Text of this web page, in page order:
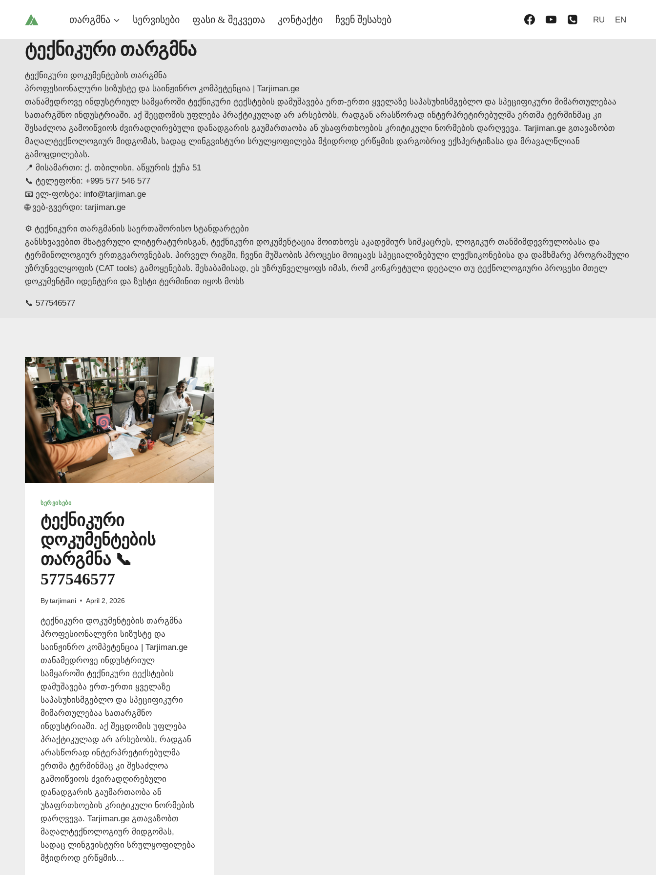
თარგმნა სერვისები ფასი & შეკვეთა კონტაქტი ჩვენ შესახებ RU EN
ტექნიკური თარგმნა
ტექნიკური დოკუმენტების თარგმნა
პროფესიონალური სიზუსტე და საინჟინრო კომპეტენცია | Tarjiman.ge
თანამედროვე ინდუსტრიულ სამყაროში ტექნიკური ტექსტების დამუშავება ერთ-ერთი ყველაზე საპასუხისმგებლო და სპეციფიკური მიმართულებაა
სათარგმნო ინდუსტრიაში. აქ შეცდომის უფლება პრაქტიკულად არ არსებობს, რადგან არასწორად ინტერპრეტირებულმა ერთმა ტერმინმაც კი
შესაძლოა გამოიწვიოს ძვირადღირებული დანადგარის გაუმართაობა ან უსაფრთხოების კრიტიკული ნორმების დარღვევა. Tarjiman.ge გთავაზობთ
მაღალტექნოლოგიურ მიდგომას, სადაც ლინგვისტური სრულყოფილება მჭიდროდ ერწყმის დარგობრივ ექსპერტიზასა და მრავალწლიან
გამოცდილებას.
📍 მისამართი: ქ. თბილისი, აწყურის ქუჩა 51
📞 ტელეფონი: +995 577 546 577
📧 ელ-ფოსტა: info@tarjiman.ge
🌐 ვებ-გვერდი: tarjiman.ge
⚙️ ტექნიკური თარგმანის საერთაშორისო სტანდარტები
განსხვავებით მხატვრული ლიტერატურისგან, ტექნიკური დოკუმენტაცია მოითხოვს აკადემიურ სიმკაცრეს, ლოგიკურ თანმიმდევრულობასა და
ტერმინოლოგიურ ერთგვაროვნებას. პირველ რიგში, ჩვენი მუშაობის პროცესი მოიცავს სპეციალიზებული ლექსიკონებისა და დამხმარე პროგრამული
უზრუნველყოფის (CAT tools) გამოყენებას. შესაბამისად, ეს უზრუნველყოფს იმას, რომ კონკრეტული დეტალი თუ ტექნოლოგიური პროცესი მთელ
დოკუმენტში იდენტური და ზუსტი ტერმინით იყოს მოხს
📞 577546577
ᲡᲔᲠᲕᲘᲡᲔᲑᲘ
ტექნიკური
დოკუმენტების
თარგმნა 📞
577546577
By tarjimani April 2, 2026
ტექნიკური დოკუმენტების თარგმნა
პროფესიონალური სიზუსტე და
საინჟინრო კომპეტენცია | Tarjiman.ge
თანამედროვე ინდუსტრიულ
სამყაროში ტექნიკური ტექსტების
დამუშავება ერთ-ერთი ყველაზე
საპასუხისმგებლო და სპეციფიკური
მიმართულებაა სათარგმნო
ინდუსტრიაში. აქ შეცდომის უფლება
პრაქტიკულად არ არსებობს, რადგან
არასწორად ინტერპრეტირებულმა
ერთმა ტერმინმაც კი შესაძლოა
გამოიწვიოს ძვირადღირებული
დანადგარის გაუმართაობა ან
უსაფრთხოების კრიტიკული ნორმების
დარღვევა. Tarjiman.ge გთავაზობთ
მაღალტექნოლოგიურ მიდგომას,
სადაც ლინგვისტური სრულყოფილება
მჭიდროდ ერწყმის…